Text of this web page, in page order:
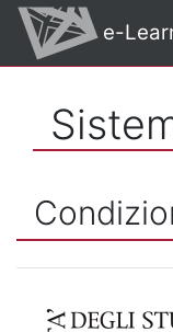
Vai al contenuto
e-